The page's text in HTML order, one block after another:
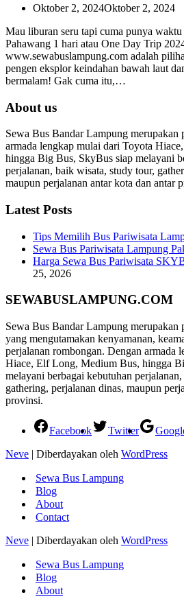
Oktober 2, 2024Oktober 2, 2024
Mau liburan seru tapi cuma punya waktu
Pahawang 1 hari atau One Day Trip
www.sewabuslampung.com adalah
pengen eksplor keindahan bawah laut
bermalam! Gak cuma itu,…
About us
Sewa Bus Bandar Lampung merupakan
armada lengkap mulai dari Toyota
hingga Big Bus, SkyBus siap melayani
perjalanan, baik wisata, study tour,
maupun perjalanan antar kota dan antar
Latest Posts
Tips Memilih Bus Pariwisata
Sewa Bus Pariwisata Lampung
Harga Sewa Bus Pariwisata
25, 2026
SEWABUSLAMPUNG.COM
Sewa Bus Bandar Lampung merupakan
yang mengutamakan kenyamanan,
perjalanan rombongan. Dengan armada
Hiace, Elf Long, Medium Bus, hingga
melayani berbagai kebutuhan
gathering, perjalanan dinas, maupun
provinsi.
Facebook Twitter
Neve | Diberdayakan oleh WordPress
Sewa Bus Lampung
Blog
About
Contact
Neve | Diberdayakan oleh WordPress
Sewa Bus Lampung
Blog
About